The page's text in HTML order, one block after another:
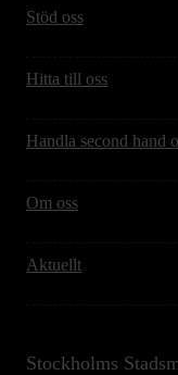
Stöd oss
Hitta till oss
Handla second hand
Om oss
Aktuellt
Stockholms